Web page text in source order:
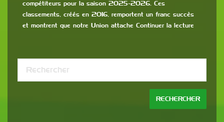
compétiteurs pour la saison 2025-2026. Ces
classements, créés en 2016, remportent un franc succès
et montrent que notre Union attache Continuer la lecture